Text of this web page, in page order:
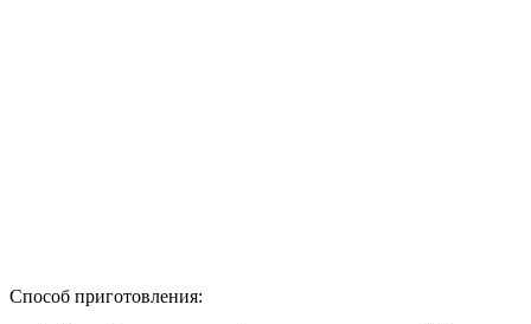
Способ приготовления: